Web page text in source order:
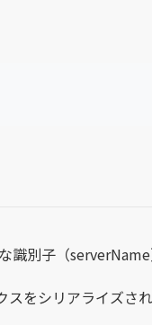
識別子（
スをシリアライズさ